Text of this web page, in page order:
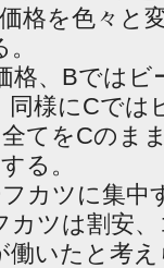
格を色々と
格、Bではビ
同様にCでは
てをCのま
る。
カツに集中
カツは割安
働いたと考